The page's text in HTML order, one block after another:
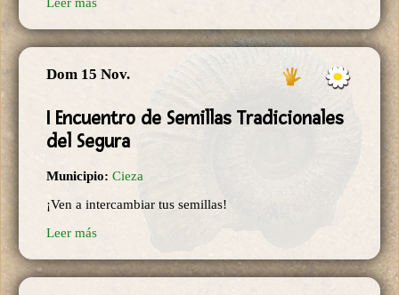
Dom 15 Nov.
I Encuentro de Semillas Tradicionales
del Segura
Municipio: Cieza
¡Ven a intercambiar tus semillas!
Leer más